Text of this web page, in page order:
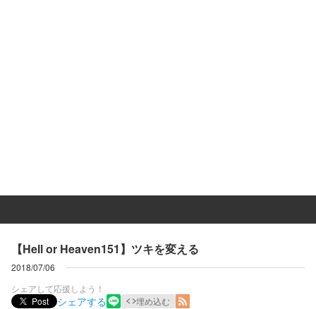
【Hell or Heaven151】ツキを変える
2018/07/06
シェアして応援しよう！
Post
シェアする 埋め込む